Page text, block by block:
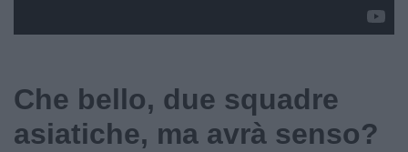
Che bello, due squadre
asiatiche, ma avrà senso?